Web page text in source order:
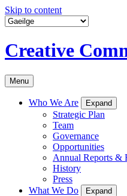
Skip to content
Creative
Menu
Who We Are Expand
Strategic Plan
Team
Governance
Opportunities
Annual Reports &
History
Press
What We Do
Expand